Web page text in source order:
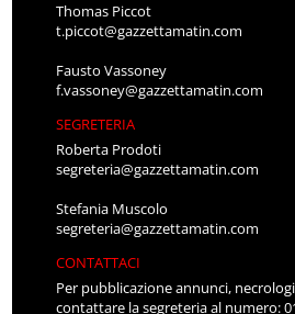
Thomas Piccot
t.piccot@gazzettamatin.com
Fausto Vassoney
f.vassoney@gazzettamatin.com
SEGRETERIA
Roberta Prodoti
segreteria@gazzettamatin.com
Stefania Muscolo
segreteria@gazzettamatin.com
CONTATTACI
Per pubblicazione annunci,
contattare la segreteria al numero: